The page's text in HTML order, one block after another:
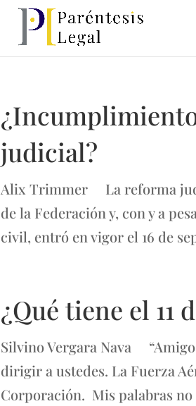
judicial?
Alix Trimmer La reforma
de la Federación y, con y a
civil, entró en vigor el 16 de
¿Qué tiene el 11
Silvino Vergara Nava
dirigir a ustedes. La Fuerza
Corporación. Mis palabras no